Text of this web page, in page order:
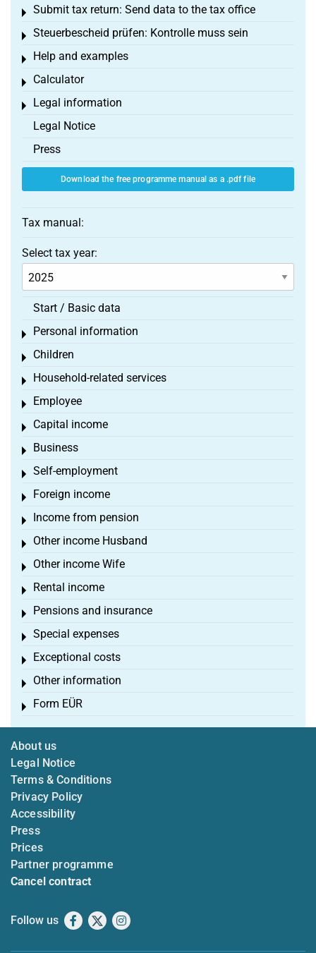
Submit tax return: Send data to the tax office
Toggle menu
Steuerbescheid prüfen: Kontrolle muss sein
Toggle menu
Help and examples
Toggle menu
Calculator
Toggle menu
Legal information
Toggle menu
Legal Notice
Press
Download the free programme manual as a .pdf file
Tax manual:
Select tax year:
Start / Basic data
Personal information
Toggle menu
Children
Toggle menu
Household-related services
Toggle menu
Employee
Toggle menu
Capital income
Toggle menu
Business
Toggle menu
Self-employment
Toggle menu
Foreign income
Toggle menu
Income from pension
Toggle menu
Other income Husband
Toggle menu
Other income Wife
Toggle menu
Rental income
Toggle menu
Pensions and insurance
Toggle menu
Special expenses
Toggle menu
Exceptional costs
Toggle menu
Other information
Toggle menu
Form EÜR
Toggle menu
About us
Legal Notice
Terms & Conditions
Privacy Policy
Accessibility
Press
Prices
Partner programme
Cancel contract
Follow us Facebook
X Instagram